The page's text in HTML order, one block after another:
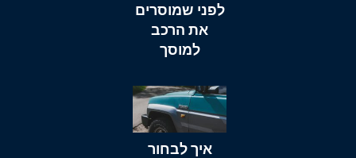
לפני שמוסרים
את הרכב
למוסך
איך לבחור